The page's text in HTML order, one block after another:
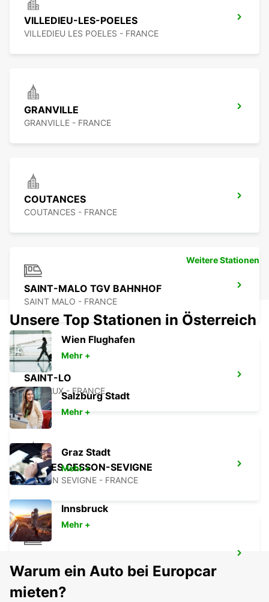
VILLEDIEU-LES-POELES
VILLEDIEU LES POELES - FRANCE
GRANVILLE
GRANVILLE - FRANCE
COUTANCES
COUTANCES - FRANCE
SAINT-MALO TGV BAHNHOF
SAINT MALO - FRANCE
SAINT-LO
AGNEAUX - FRANCE
RENNES CESSON-SEVIGNE
CESSON SEVIGNE - FRANCE
RENNES - FRANCE
Weitere Stationen
Unsere Top Stationen in Österreich
Wien Flughafen
Mehr +
Salzburg Stadt
Mehr +
Graz Stadt
Mehr +
Innsbruck
Mehr +
Warum ein Auto bei Europcar
mieten?